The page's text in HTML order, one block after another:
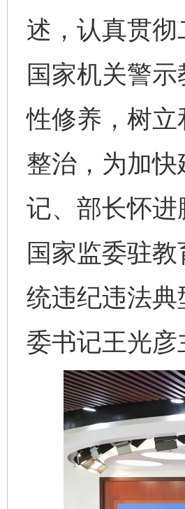
述，认真贯
国家机关警
性修养，树
整治，为加
记、部长怀
国家监委驻
统违纪违法
委书记王光